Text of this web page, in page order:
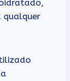
qualquer